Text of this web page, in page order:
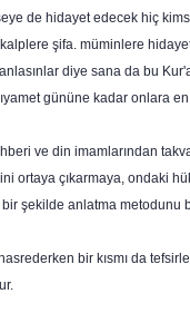
de hidayet edecek hiç
şifa. müminlere
diye sana da bu
gününe kadar onlara
ve din imamlarından
ortaya çıkarmaya, ondaki
şekilde anlatma metodunu
bir kısmı da